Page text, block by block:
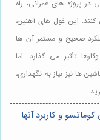
پروژه های عمرانی، راه
این غول های آهنین،
صحیح و مستمر آن ها
تأثیر می گذارد. اما
ها نیز نیاز به نگهداری،
و کاربرد آنها